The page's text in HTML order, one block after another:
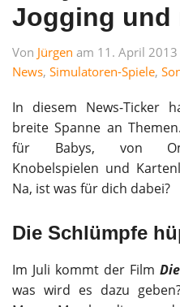
Jogging und
Von Jürgen am 11. April 2013
News, Simulatoren-Spiele,
In diesem News-Ticker
breite Spanne an
für Babys, von
Knobelspielen und
Na, ist was für dich dabei?
Die Schlümpfe
Im Juli kommt der Film
was wird es dazu